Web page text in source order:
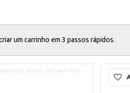
um carrinho em 3 passos rápidos.